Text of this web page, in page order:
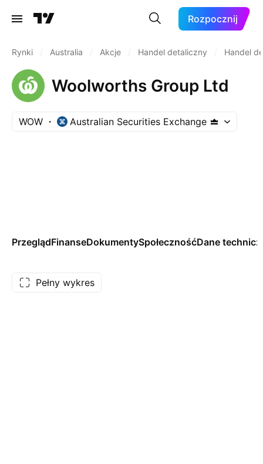
Rozpocznij
Rynki Australia Akcje Handel detaliczny Handel
Woolworths Group Ltd
WOW Australian Securities Exchange
PrzeglądFinanseDokumentySpołecznośćDane
Pełny wykres